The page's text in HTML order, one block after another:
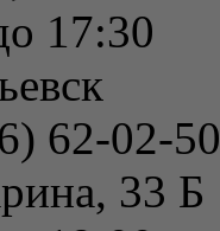
17:30
62-02-50
33 Б